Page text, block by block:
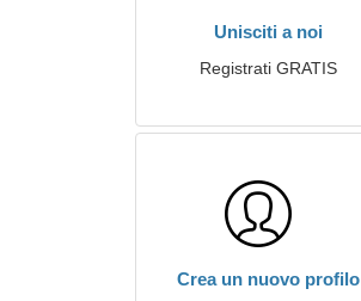
Unisciti a noi
Registrati GRATIS
Crea un nuovo profilo